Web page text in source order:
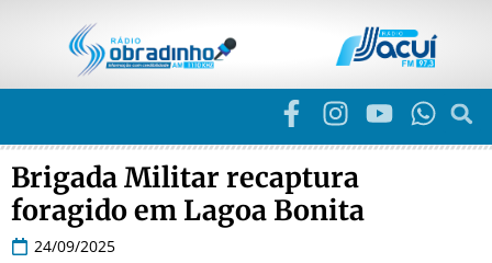
Brigada Militar recaptura
foragido em Lagoa Bonita
24/09/2025